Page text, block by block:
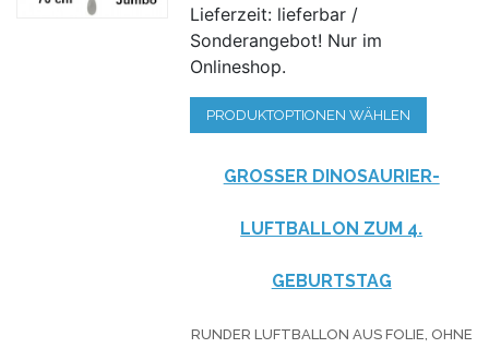
Lieferzeit: lieferbar /
Sonderangebot! Nur im
Onlineshop.
PRODUKTOPTIONEN WÄHLEN
GROSSER DINOSAURIER-L
UFTBALLON ZUM 4. G
EBURTSTAG
RUNDER LUFTBALLON AUS FOLIE, OHNE